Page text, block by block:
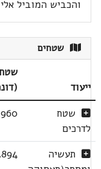
והכביש המוביל
שטחים
ייעוד
שטח
שטח
לדרכים
תעשיה